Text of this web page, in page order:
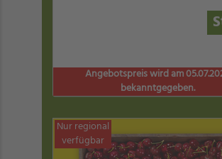
Angebotspreis wird am
bekanntgegeben.
Nur regional
verfügbar